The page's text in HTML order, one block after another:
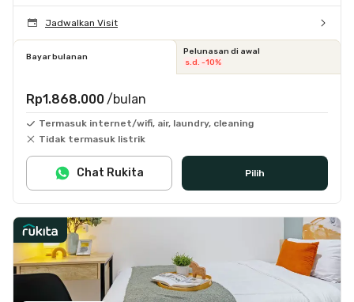
Jadwalkan Visit
Bayar bulanan
Pelunasan di awal
s.d. -10%
Rp1.868.000 /bulan
Termasuk internet/wifi, air, laundry, cleaning
Tidak termasuk listrik
Pilih
Chat Rukita